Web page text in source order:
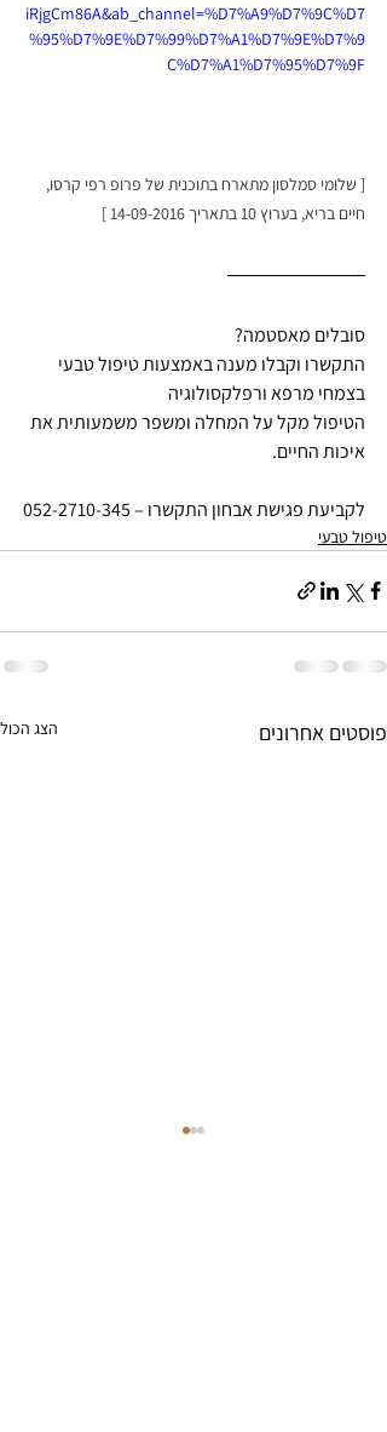
iRjgCm86A&ab_channel=%D7%A9%D7%9C%D7
%95%D7%9E%D7%99%D7%A1%D7%9E%D7%9
C%D7%A1%D7%95%D7%9F
[ שלומי סמלסון מתארח בתוכנית של פרופ רפי קרסו,
חיים בריא, בערוץ 10 בתאריך 14-09-2016 ]
סובלים מאסטמה?
התקשרו וקבלו מענה באמצעות טיפול טבעי
בצמחי מרפא ורפלקסולוגיה
הטיפול מקל על המחלה ומשפר משמעותית את
איכות החיים.
לקביעת פגישת אבחון התקשרו – 052-2710-345
טיפול טבעי
פוסטים אחרונים הצג הכול